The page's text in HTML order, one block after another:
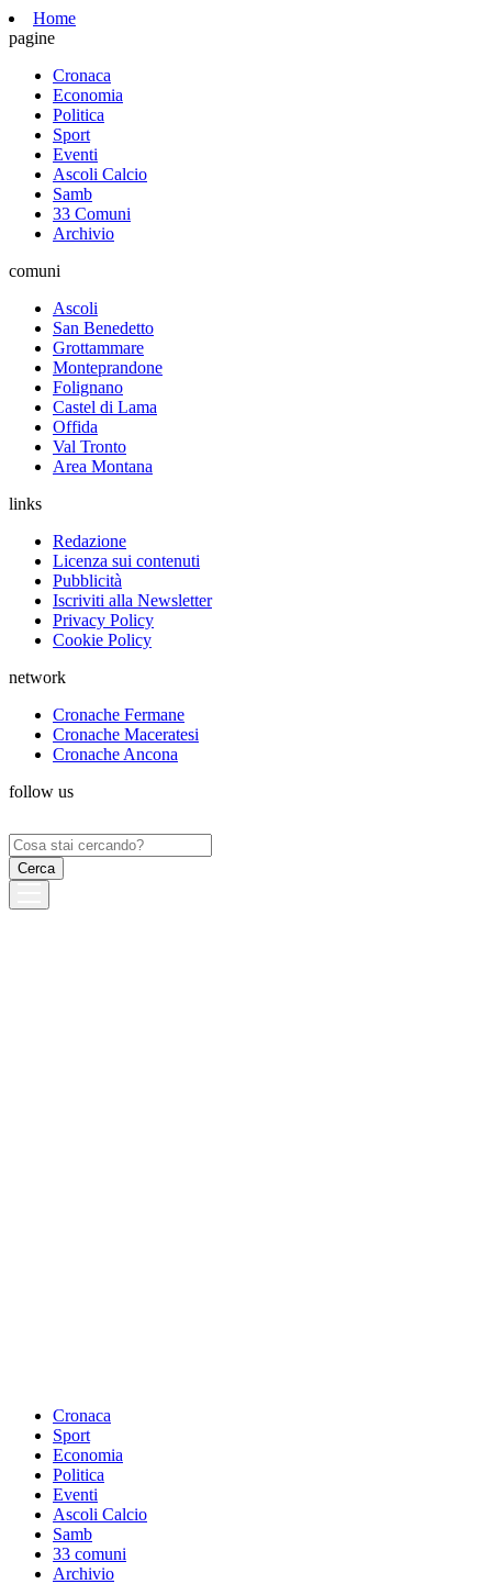
Home
pagine
Cronaca
Economia
Politica
Sport
Eventi
Ascoli Calcio
Samb
33 Comuni
Archivio
comuni
Ascoli
San Benedetto
Grottammare
Monteprandone
Folignano
Castel di Lama
Offida
Val Tronto
Area Montana
links
Redazione
Licenza sui contenuti
Pubblicità
Iscriviti alla Newsletter
Privacy Policy
Cookie Policy
network
Cronache Fermane
Cronache Maceratesi
Cronache Ancona
follow us
Ricerca
per:
Cronaca
Sport
Economia
Politica
Eventi
Ascoli Calcio
Samb
33 comuni
Archivio